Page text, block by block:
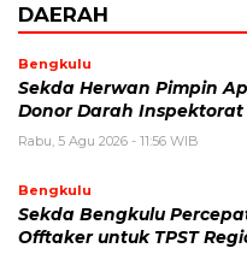
DAERAH
Bengkulu
Sekda Herwan Pimpin
Donor Darah
Rabu, 5 Agu 2026 - 11:56 WIB
Bengkulu
Sekda Bengkulu
Offtaker untuk TPST